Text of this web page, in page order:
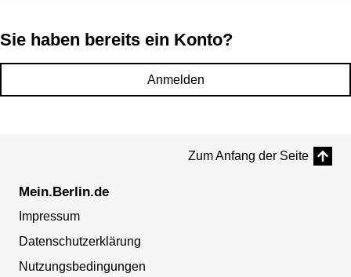
Sie haben bereits ein Konto?
Anmelden
Zum Anfang der Seite
Mein.Berlin.de
Impressum
Datenschutzerklärung
Nutzungsbedingungen